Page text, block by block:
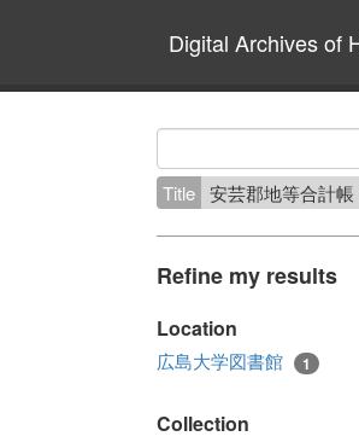
Digital Archives of
Title 安芸郡地等合計
Refine my results
Location
広島大学図書館 1
Collection